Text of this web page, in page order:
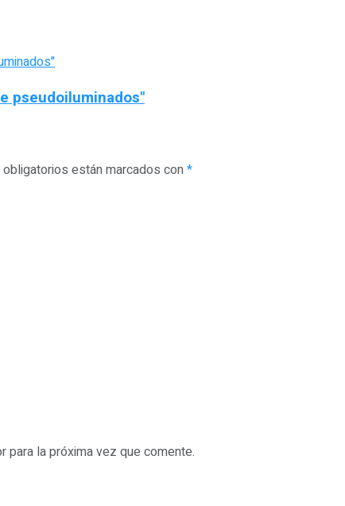
pseudoiluminados"
están marcados con*
para la próxima vez que comente.